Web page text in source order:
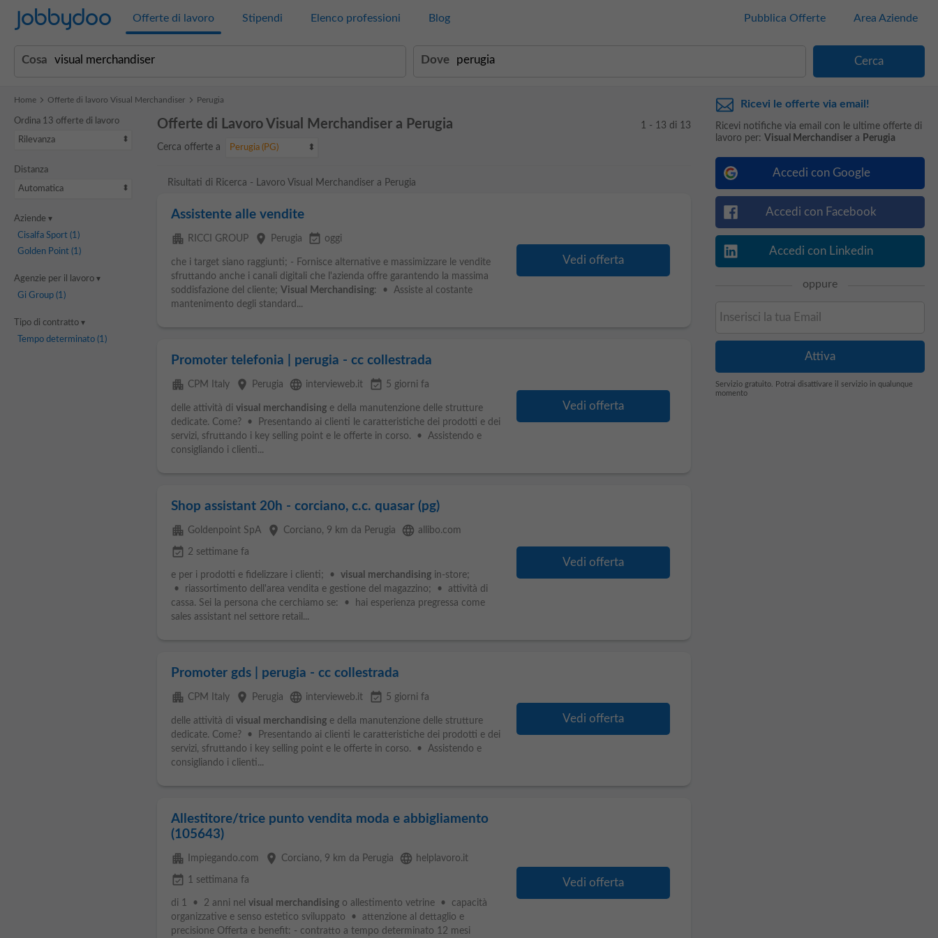
Jobbydoo Offerte di lavoro Stipendi Elenco professioni Blog Pubblica Offerte Area Aziende
Cosa Dove
Home Offerte di lavoro Visual Merchandiser Perugia
Ordina 13 offerte di lavoro
Rilevanza
Distanza
Automatica
Aziende
Cisalfa Sport(1)
Golden Point(1)
Agenzie per il lavoro
Gi Group(1)
Tipo di contratto
Tempo determinato(1)
Offerte di Lavoro Visual Merchandiser a Perugia
Cerca offerte a Perugia (PG)
1 - 13 di 13
Risultati di Ricerca - Lavoro Visual Merchandiser a Perugia
Assistente alle vendite
apartment RICCI GROUP place Perugia event_available oggi
che i target siano raggiunti; - Fornisce alternative e massimizzare le vendite
sfruttando anche i canali digitali che l'azienda offre garantendo la massima
soddisfazione del cliente; Visual Merchandising: • Assiste al costante
mantenimento degli standard...
Vedi offerta
Promoter telefonia | perugia - cc collestrada
apartment CPM Italy place Perugia language intervieweb.it event_available 5 giorni fa
delle attività di visual merchandisinge della manutenzione delle strutture
dedicate. Come? • Presentando ai clienti le caratteristiche dei prodotti e dei
servizi, sfruttando i key selling point e le offerte in corso. • Assistendo e
consigliando i clienti...
Vedi offerta
Shop assistant 20h - corciano, c.c. quasar (pg)
apartment Goldenpoint SpA place Corciano, 9 km da Perugia language allibo.com
event_available 2 settimane fa
e per i prodotti e fidelizzare i clienti; • visual merchandisingin-store;
• riassortimento dell'area vendita e gestione del magazzino; • attività di
cassa. Sei la persona che cerchiamo se: • hai esperienza pregressa come
sales assistant nel settore retail...
Vedi offerta
Promoter gds | perugia - cc collestrada
apartment CPM Italy place Perugia language intervieweb.it event_available 5 giorni fa
delle attività di visual merchandisinge della manutenzione delle strutture
dedicate. Come? • Presentando ai clienti le caratteristiche dei prodotti e dei
servizi, sfruttando i key selling point e le offerte in corso. • Assistendo e
consigliando i clienti...
Vedi offerta
Allestitore/trice punto vendita moda e abbigliamento
(105643)
apartment Impiegando.com place Corciano, 9 km da Perugia language helplavoro.it
event_available 1 settimana fa
di 1 • 2 anni nel visual merchandisingo allestimento vetrine • capacità
organizzative e senso estetico sviluppato • attenzione al dettaglio e
precisione Offerta e benefit: - contratto a tempo determinato 12 mesi
Vedi offerta
Ricevi le offerte via email!
Ricevi notifiche via email con le ultime offerte di
lavoro per: Visual Merchandisera Perugia
Accedi con Google
Accedi con Facebook
Accedi con Linkedin
oppure
Servizio gratuito. Potrai disattivare il servizio in qualunque
momento